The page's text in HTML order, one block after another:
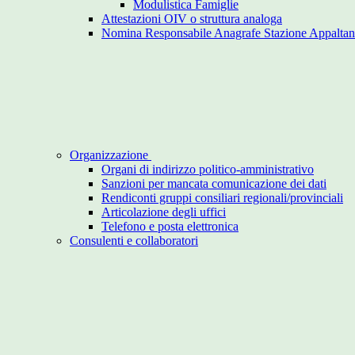
Modulistica Famiglie
Attestazioni OIV o struttura analoga
Nomina Responsabile Anagrafe Stazione
Organizzazione
Organi di indirizzo politico-amministrativo
Sanzioni per mancata comunicazione dei dati
Rendiconti gruppi consiliari regionali/provinciali
Articolazione degli uffici
Telefono e posta elettronica
Consulenti e collaboratori